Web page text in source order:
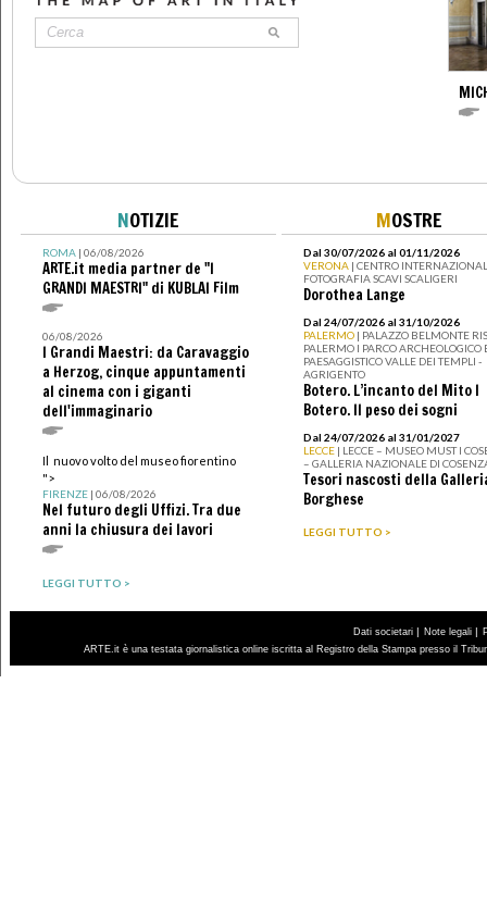
NOTIZIE
ROMA| 06/08/2026
ARTE.it media partner de "I
GRANDI MAESTRI" di KUBLAI Film
06/08/2026
I Grandi Maestri: da Caravaggio
a Herzog, cinque appuntamenti
al cinema con i giganti
dell'immaginario
Il nuovo volto del museo fiorentino
">
FIRENZE| 06/08/2026
Nel futuro degli Uffizi. Tra due
anni la chiusura dei lavori
LEGGI TUTTO >
MOSTRE
Dal 30/07/2026 al 01/11/2026
VERONA | CENTRO
FOTOGRAFIA SCAVI SCALIGERI
Dorothea Lange
Dal 24/07/2026 al 31/10/2026
PALERMO | PALAZZO BELMONTE
PALERMO I PARCO ARCHEOLOGICO
PAESAGGISTICO VALLE DEI TEMPLI -
AGRIGENTO
Botero. L’incanto del Mito I
Botero. Il peso dei sogni
Dal 24/07/2026 al 31/01/2027
LECCE | LECCE – MUSEO MUST I
– GALLERIA NAZIONALE DI
Tesori nascosti della
Borghese
LEGGI TUTTO >
Dati societari | Note legali |
ARTE.it è una testata giornalistica online iscritta al Registro della Stampa presso il